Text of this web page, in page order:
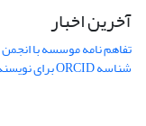
آخرین اخبار
تفاهم نامه موسسه با
شناسه ORCID برای نویسنده مسئول